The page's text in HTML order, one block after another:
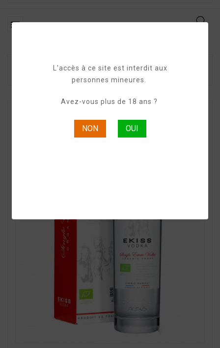
L'accès à ce site est interdit aux
personnes mineures.
Avez-vous plus de 18 ans ?
NON OUI

Page D'accueil GINS & VODKAS BIO